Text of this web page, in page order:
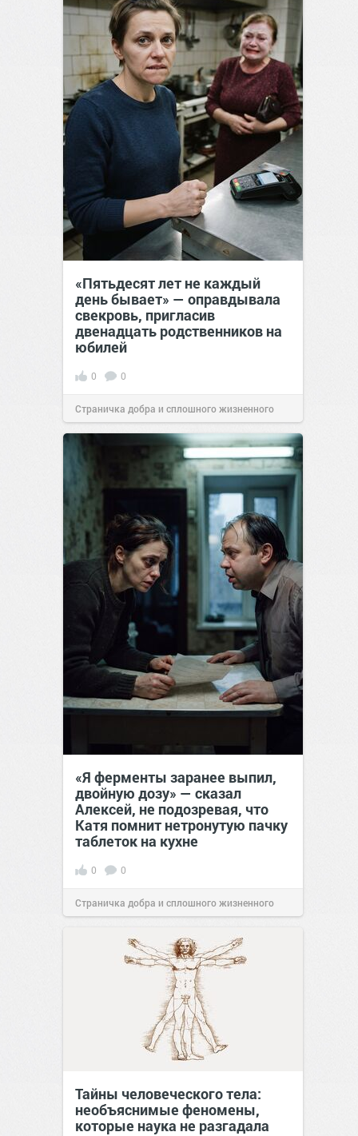
«Пятьдесят лет не каждый
день бывает» — оправдывала
свекровь, пригласив
двенадцать родственников на
юбилей
0 0
Страничка добра и сплошного жизненного
позитива!09:38Сегодня
«Я ферменты заранее выпил,
двойную дозу» — сказал
Алексей, не подозревая, что
Катя помнит нетронутую пачку
таблеток на кухне
0 0
Страничка добра и сплошного жизненного
Тайны человеческого тела:
необъяснимые феномены,
которые наука не разгадала